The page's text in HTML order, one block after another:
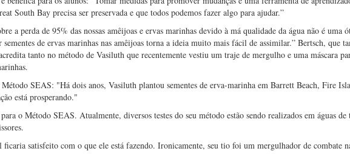
South Bay precisa ser preservada e que todos podemos fazer algo para ajudar.”
a perda de 95% das nossas amêijoas e ervas marinhas devido à má qualidade da água não é uma
de ervas marinhas nas amêijoas torna a ideia muito mais fácil de assimilar.” Bertsch, que
tanto no método de Vasiluth que recentemente vestiu um traje de mergulho e uma máscara
SEAS: "Há dois anos, Vasiluth plantou sementes de erva-marinha em Barrett Beach, Fire
está prosperando."
o Método SEAS. Atualmente, diversos testes do seu método estão sendo realizados em águas de
satisfeito com o que ele está fazendo. Ironicamente, seu tio foi um mergulhador de combate